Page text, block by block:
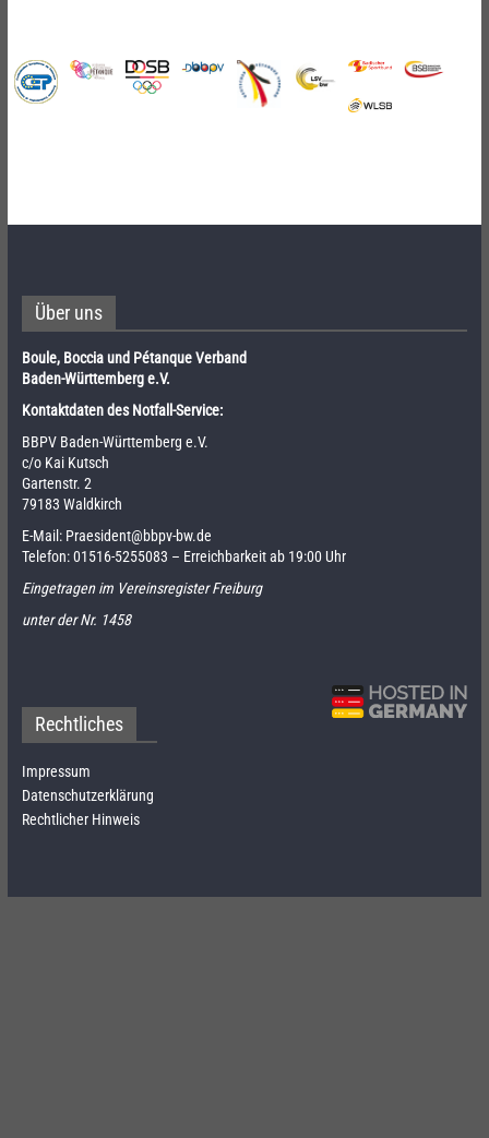
Über uns
Boule, Boccia und Pétanque Verband
Baden-Württemberg e.V.
Kontaktdaten des Notfall-Service:
BBPV Baden-Württemberg e.V.
c/o Kai Kutsch
Gartenstr. 2
79183 Waldkirch
E-Mail: Praesident@bbpv-bw.de
Telefon:01516-5255083 – Erreichbarkeit ab 19:00 Uhr
Eingetragen im Vereinsregister Freiburg
unter der Nr. 1458
Rechtliches
Impressum
Datenschutzerklärung
Rechtlicher Hinweis